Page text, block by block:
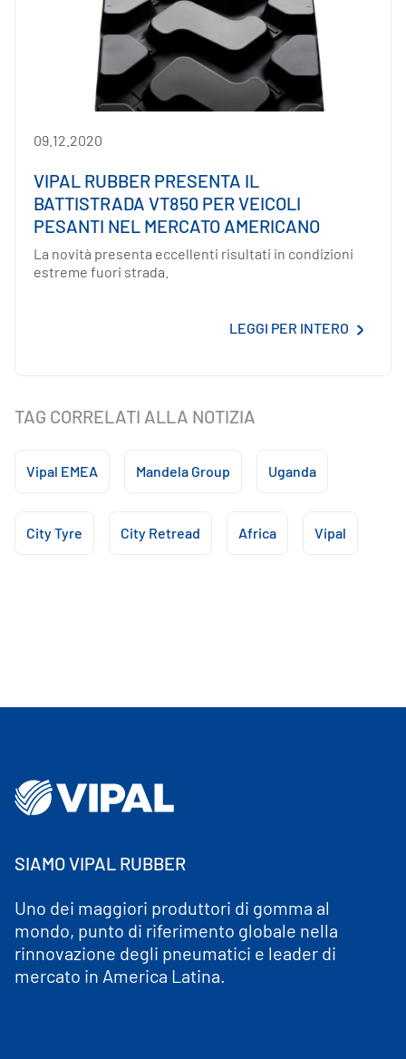
09.12.2020
VIPAL RUBBER PRESENTA IL
BATTISTRADA VT850 PER VEICOLI
PESANTI NEL MERCATO AMERICANO
La novità presenta eccellenti risultati in condizioni
estreme fuori strada.
LEGGI PER INTERO
TAG CORRELATI ALLA NOTIZIA
Vipal EMEA Mandela Group Uganda
City Tyre City Retread Africa Vipal
SIAMO VIPAL RUBBER
Uno dei maggiori produttori di gomma al
mondo, punto di riferimento globale nella
rinnovazione degli pneumatici e leader di
mercato in America Latina.